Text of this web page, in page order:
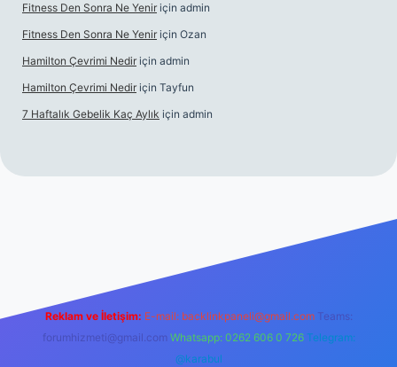
Fitness Den Sonra Ne Yenir için admin
Fitness Den Sonra Ne Yenir için Ozan
Hamilton Çevrimi Nedir için admin
Hamilton Çevrimi Nedir için Tayfun
7 Haftalık Gebelik Kaç Aylık için admin
Reklam ve İletişim: E-mail: backlinkpaneli@gmail.com Teams:
forumhizmeti@gmail.com Whatsapp: 0262 606 0 726 Telegram:
@karabul